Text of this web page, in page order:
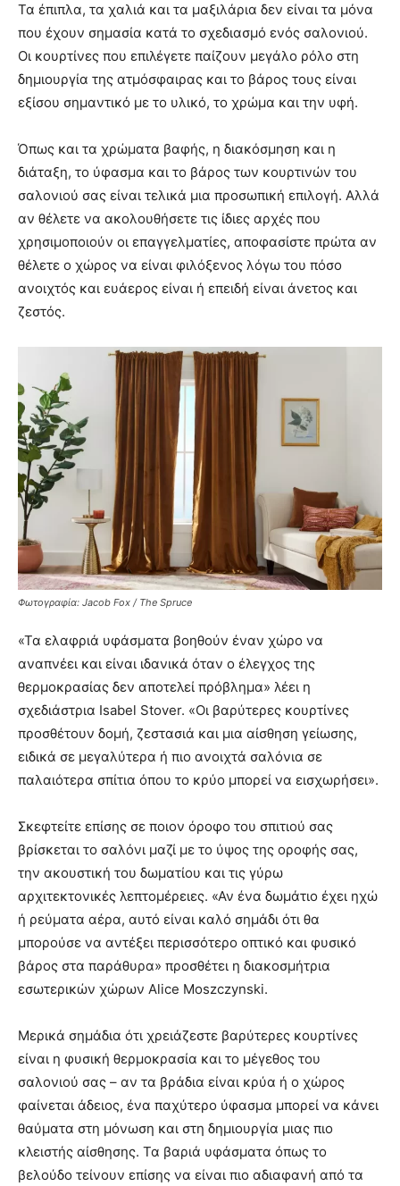
Τα έπιπλα, τα χαλιά και τα μαξιλάρια δεν είναι τα μόνα
που έχουν σημασία κατά το σχεδιασμό ενός σαλονιού.
Οι κουρτίνες που επιλέγετε παίζουν μεγάλο ρόλο στη
δημιουργία της ατμόσφαιρας και το βάρος τους είναι
εξίσου σημαντικό με το υλικό, το χρώμα και την υφή.
Όπως και τα χρώματα βαφής, η διακόσμηση και η
διάταξη, το ύφασμα και το βάρος των κουρτινών του
σαλονιού σας είναι τελικά μια προσωπική επιλογή. Αλλά
αν θέλετε να ακολουθήσετε τις ίδιες αρχές που
χρησιμοποιούν οι επαγγελματίες, αποφασίστε πρώτα αν
θέλετε ο χώρος να είναι φιλόξενος λόγω του πόσο
ανοιχτός και ευάερος είναι ή επειδή είναι άνετος και
ζεστός.
Φωτογραφία: Jacob Fox / The Spruce
«Τα ελαφριά υφάσματα βοηθούν έναν χώρο να
αναπνέει και είναι ιδανικά όταν ο έλεγχος της
θερμοκρασίας δεν αποτελεί πρόβλημα» λέει η
σχεδιάστρια Isabel Stover. «Οι βαρύτερες κουρτίνες
προσθέτουν δομή, ζεστασιά και μια αίσθηση γείωσης,
ειδικά σε μεγαλύτερα ή πιο ανοιχτά σαλόνια σε
παλαιότερα σπίτια όπου το κρύο μπορεί να εισχωρήσει».
Σκεφτείτε επίσης σε ποιον όροφο του σπιτιού σας
βρίσκεται το σαλόνι μαζί με το ύψος της οροφής σας,
την ακουστική του δωματίου και τις γύρω
αρχιτεκτονικές λεπτομέρειες. «Αν ένα δωμάτιο έχει ηχώ
ή ρεύματα αέρα, αυτό είναι καλό σημάδι ότι θα
μπορούσε να αντέξει περισσότερο οπτικό και φυσικό
βάρος στα παράθυρα» προσθέτει η διακοσμήτρια
εσωτερικών χώρων Alice Moszczynski.
Μερικά σημάδια ότι χρειάζεστε βαρύτερες κουρτίνες
είναι η φυσική θερμοκρασία και το μέγεθος του
σαλονιού σας – αν τα βράδια είναι κρύα ή ο χώρος
φαίνεται άδειος, ένα παχύτερο ύφασμα μπορεί να κάνει
θαύματα στη μόνωση και στη δημιουργία μιας πιο
κλειστής αίσθησης. Τα βαριά υφάσματα όπως το
βελούδο τείνουν επίσης να είναι πιο αδιαφανή από τα